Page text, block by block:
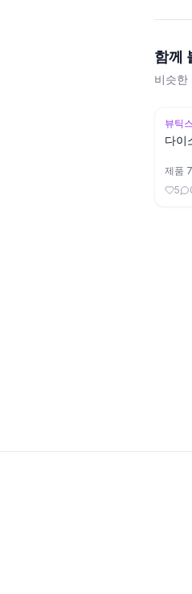
함께
비슷한
뷰틱
다이
제품 7
5